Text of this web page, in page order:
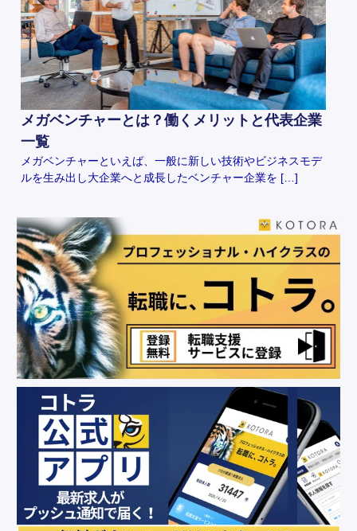
メガベンチャーとは？働くメリットと代表企業
一覧
メガベンチャーといえば、一般に新しい技術やビジネスモデ
ルを生み出し大企業へと成長したベンチャー企業を […]